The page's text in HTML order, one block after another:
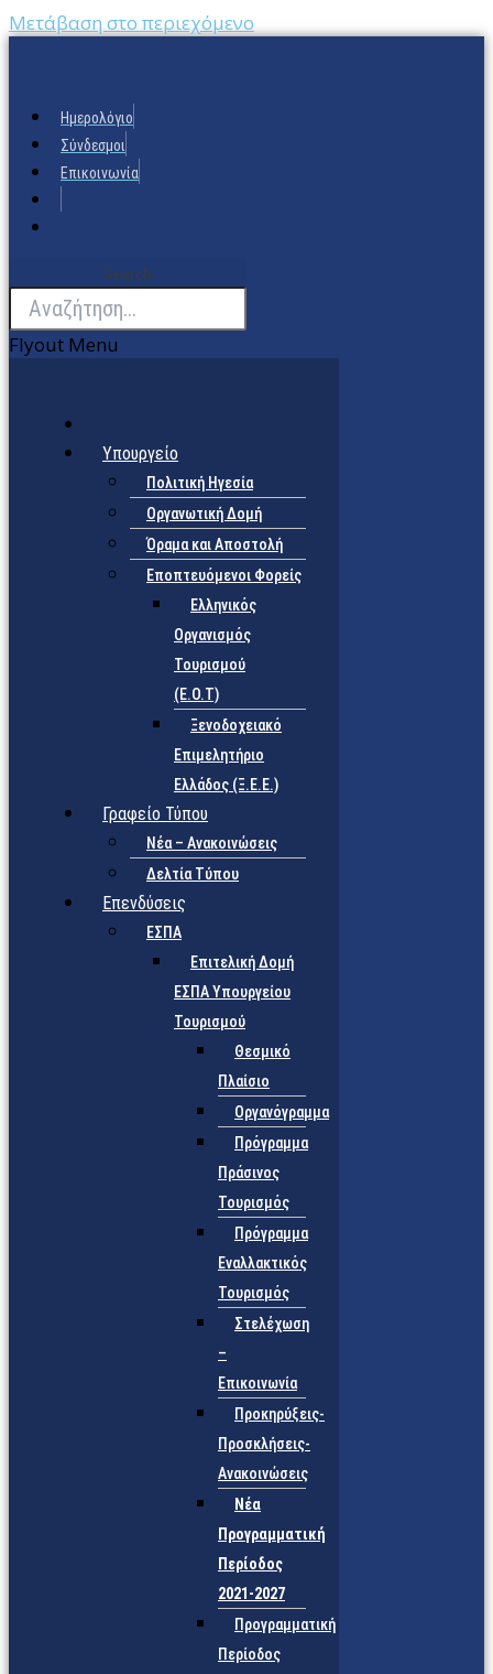
Μετάβαση στο περιεχόμενο
Ημερολόγιο
Σύνδεσμοι
Επικοινωνία
Search
Flyout Menu
Υπουργείο
Πολιτική Ηγεσία
Οργανωτική Δομή
Όραμα και Αποστολή
Εποπτευόμενοι Φορείς
Eλληνικός
Οργανισμός
Τουρισμού
(Ε.Ο.Τ)
Ξενοδοχειακό
Επιμελητήριο
Ελλάδος (Ξ.Ε.Ε.)
Γραφείο Τύπου
Νέα – Ανακοινώσεις
Δελτία Τύπου
Επενδύσεις
ΕΣΠΑ
Επιτελική Δομή
ΕΣΠΑ Υπουργείου
Τουρισμού
Θεσμικό
Πλαίσιο
Οργανόγραμμα
Πρόγραμμα
Πράσινος
Τουρισμός
Πρόγραμμα
Εναλλακτικός
Τουρισμός
Στελέχωση
–
Επικοινωνία
Προκηρύξεις-
Προσκλήσεις-
Ανακοινώσεις
Νέα
Προγραμματική
Περίοδος
2021-2027
Προγραμματική
Περίοδος